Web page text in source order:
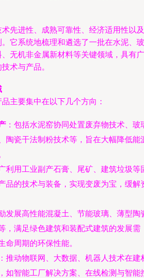
先进性、成熟可靠性、经济适用性以及
它系统地梳理和遴选了一批在水泥、玻
无机非金属新材料等关键领域，具有广
术与产品。
主要集中在以下几个方向：
：包括水泥窑协同处置废弃物技术、玻
陶瓷干法制粉技术等，旨在大幅降低能
利用工业副产石膏、尾矿、建筑垃圾等
品的技术与装备，实现变废为宝，缓解
发展高性能混凝土、节能玻璃、薄型陶
，满足绿色建筑和装配式建筑的发展需
命周期的环保性能。
推动物联网、大数据、机器人技术在建
如智能工厂解决方案、在线检测与智能